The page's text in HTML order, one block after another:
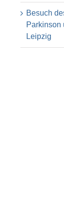
Besuch
Parkinson
Leipzig